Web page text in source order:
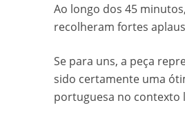
Ao longo dos 45
recolheram fortes
Se para uns, a peça
sido certamente uma
portuguesa no contexto